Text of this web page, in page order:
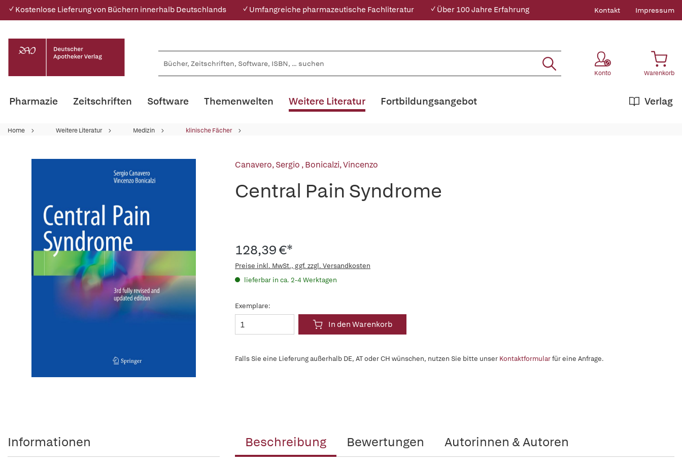
✓ Kostenlose Lieferung von Büchern innerhalb Deutschlands ✓ Umfangreiche pharmazeutische Fachliteratur ✓ Über 100 Jahre Erfahrung Kontakt Impressum
Konto Warenkorb
Pharmazie Zeitschriften Software Themenwelten Weitere Literatur Verlag
Fortbildungsangebot
Home Weitere Literatur Medizin klinische Fächer
Canavero, Sergio ,Bonicalzi, Vincenzo
Central Pain Syndrome
128,39 €*
Preise inkl. MwSt., ggf. zzgl. Versandkosten
lieferbar in ca. 2-4 Werktagen
Exemplare:
In den Warenkorb
Falls Sie eine Lieferung außerhalb DE, AT oder CH wünschen, nutzen Sie bitte unser Kontaktformularfür eine Anfrage.
Beschreibung Bewertungen Autorinnen & Autoren
Informationen